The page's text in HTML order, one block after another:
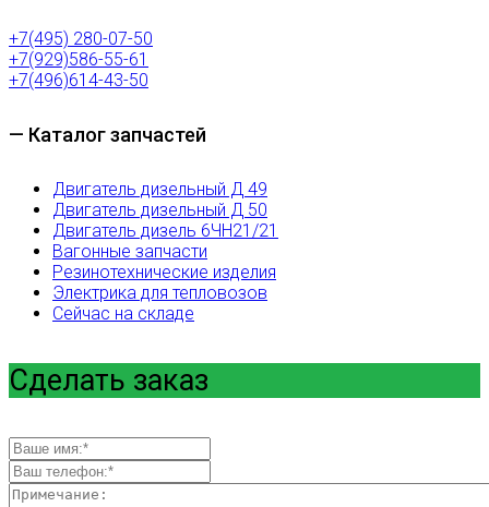
+7(495) 280-07-50
+7(929)586-55-61
+7(496)614-43-50
— Каталог запчастей
Двигатель дизельный Д 49
Двигатель дизельный Д 50
Двигатель дизель 6ЧН21/21
Вагонные запчасти
Резинотехнические изделия
Электрика для тепловозов
Сейчас на складе
Сделать заказ